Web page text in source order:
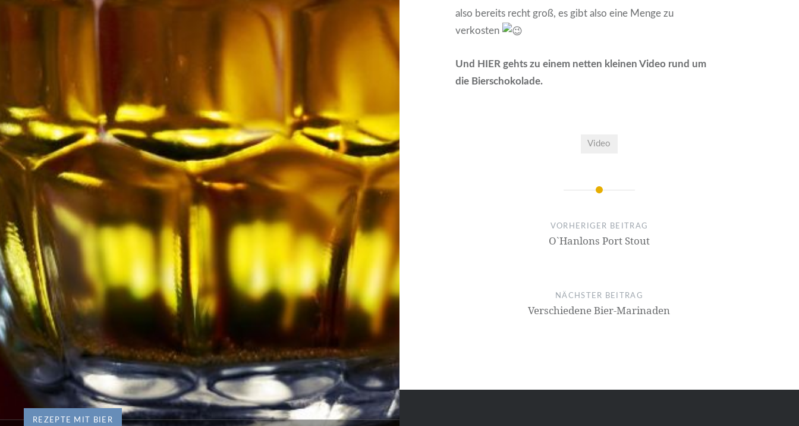
REZEPTE MIT BIER
also bereits recht groß, es gibt also eine Menge zu
verkosten
Und HIER gehts zu einem netten kleinen Video rund um
die Bierschokolade.
Video
VORHERIGER BEITRAG
O`Hanlons Port Stout
NÄCHSTER BEITRAG
Verschiedene Bier-Marinaden